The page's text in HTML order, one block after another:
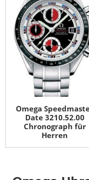
Omega
Date 3210.52.00
Chronograph für
Herren